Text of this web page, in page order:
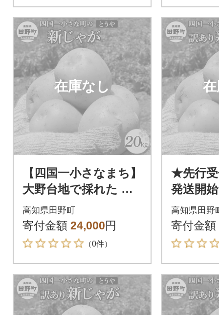
在庫なし
【四国一小さなまち】
大野台地で採れた 令
和6年産新じゃがいも
『とうや』 20kg
高知県田野町
寄付金額 24,000円
（0件）
★先行受
発送開
採れた
ゃがい
0kg訳あ
高知県田野
寄付金額